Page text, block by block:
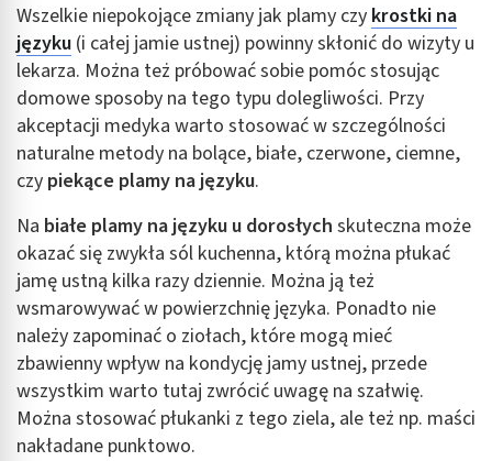
Wszelkie niepokojące zmiany jak plamy czy krostki na
języku (i całej jamie ustnej) powinny skłonić do wizyty u
lekarza. Można też próbować sobie pomóc stosując
domowe sposoby na tego typu dolegliwości. Przy
akceptacji medyka warto stosować w szczególności
naturalne metody na bolące, białe, czerwone, ciemne,
czy piekące plamy na języku.
Na białe plamy na języku u dorosłych skuteczna może
okazać się zwykła sól kuchenna, którą można płukać
jamę ustną kilka razy dziennie. Można ją też
wsmarowywać w powierzchnię języka. Ponadto nie
należy zapominać o ziołach, które mogą mieć
zbawienny wpływ na kondycję jamy ustnej, przede
wszystkim warto tutaj zwrócić uwagę na szałwię.
Można stosować płukanki z tego ziela, ale też np. maści
nakładane punktowo.
Tworzenie profili w celu personalizacji treści
Wykorzystywanie profili w celu doboru
spersonalizowanych treści
Pomiar efektywności reklam
Pomiar efektywności treści
Rozumienie odbiorców dzięki statystyce lub
kombinacji danych z różnych źródeł
Rozwój i ulepszanie usług
Wykorzystywanie ograniczonych danych do
wyboru treści
Funkcje specjalne IAB:
Użycie dokładnych danych geolokalizacyjnych